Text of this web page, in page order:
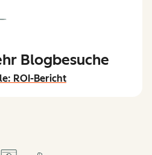
Blogbesuche
ROI-Bericht